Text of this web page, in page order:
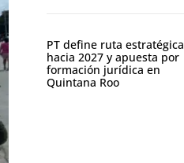
PT define ruta estratégica
hacia 2027 y apuesta por
formación jurídica en
Quintana Roo